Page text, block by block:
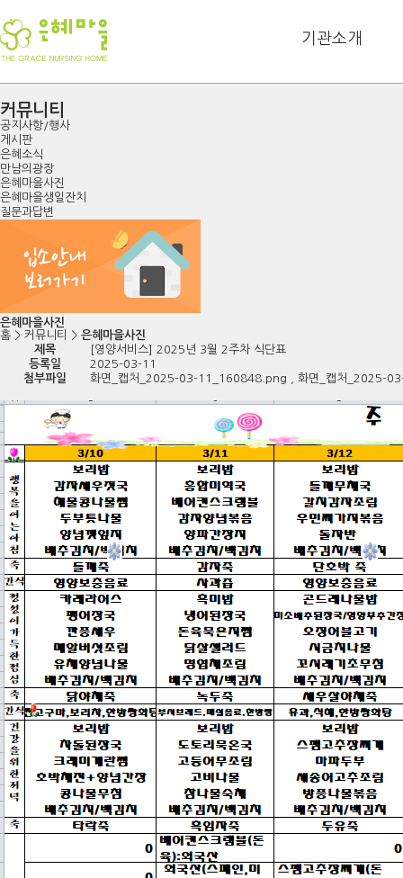
기관소개
커뮤니티
공지사항/행사
게시판
은혜소식
만남의광장
은혜마을사진
은혜마을생일잔치
질문과답변
은혜마을사진
홈 > 커뮤니티 > 은혜마을사진
제목
[영양서비스] 2025년 3월 2주차 식단표
등록일
2025-03-11
첨부파일
화면_캡처_2025-03-11_160848.png 화면_캡처_2025-